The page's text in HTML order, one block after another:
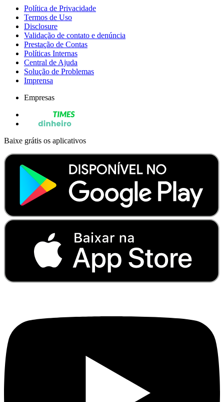
Política de Privacidade
Termos de Uso
Disclosure
Validação de contato e denúncia
Prestação de Contas
Políticas Internas
Central de Ajuda
Solução de Problemas
Imprensa
Empresas
Baixe grátis os aplicativos